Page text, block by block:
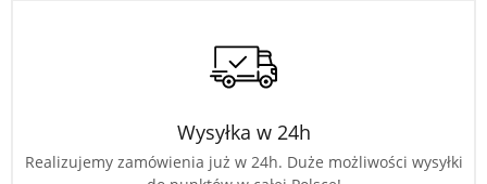
Wysyłka w 24h
Realizujemy zamówienia już w 24h. Duże możliwości wysyłki